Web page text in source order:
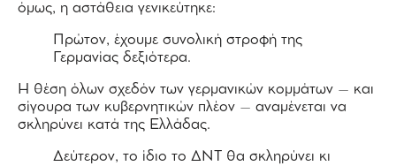
όμως, η αστάθεια γενικεύτηκε:
Πρώτον, έχουμε συνολική στροφή της
Γερμανίας δεξιότερα.
Η θέση όλων σχεδόν των γερμανικών κομμάτων – και
σίγουρα των κυβερνητικών πλέον – αναμένεται να
σκληρύνει κατά της Ελλάδας.
Δεύτερον, το ίδιο το ΔΝΤ θα σκληρύνει κι